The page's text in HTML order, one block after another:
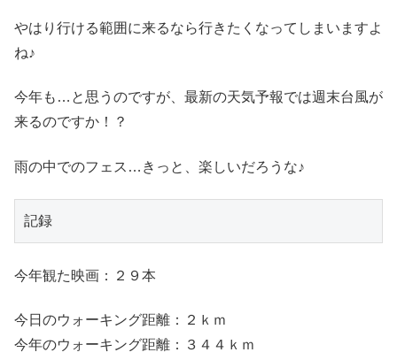
やはり行ける範囲に来るなら行きたくなってしまいますよ
ね♪
今年も…と思うのですが、最新の天気予報では週末台風が
来るのですか！？
雨の中でのフェス…きっと、楽しいだろうな♪
記録
今年観た映画：２９本
今日のウォーキング距離：２ｋｍ
今年のウォーキング距離：３４４ｋｍ